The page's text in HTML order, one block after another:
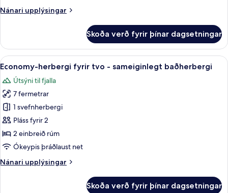
einkabaðherbergi
Nánari upplýsingar
Nánari
herbergi
fyrir
tvo
einkabaðherbergi
Skoða verð fyrir þínar dagsetningar
Skoða
allar
myndir
fyrir
Economy-
herbergi
fyrir
tvo
sameiginlegt
Economy-herbergi fyrir tvo -
10
Economy-herbergi fyrir tvo - sameiginlegt baðherbergi
Útsýni til fjalla
7 fermetrar
1 svefnherbergi
Pláss fyrir 2
2 einbreið rúm
Ókeypis þráðlaust net
Nánari upplýsingar
Nánari
Skoða verð fyrir þínar dagsetningar